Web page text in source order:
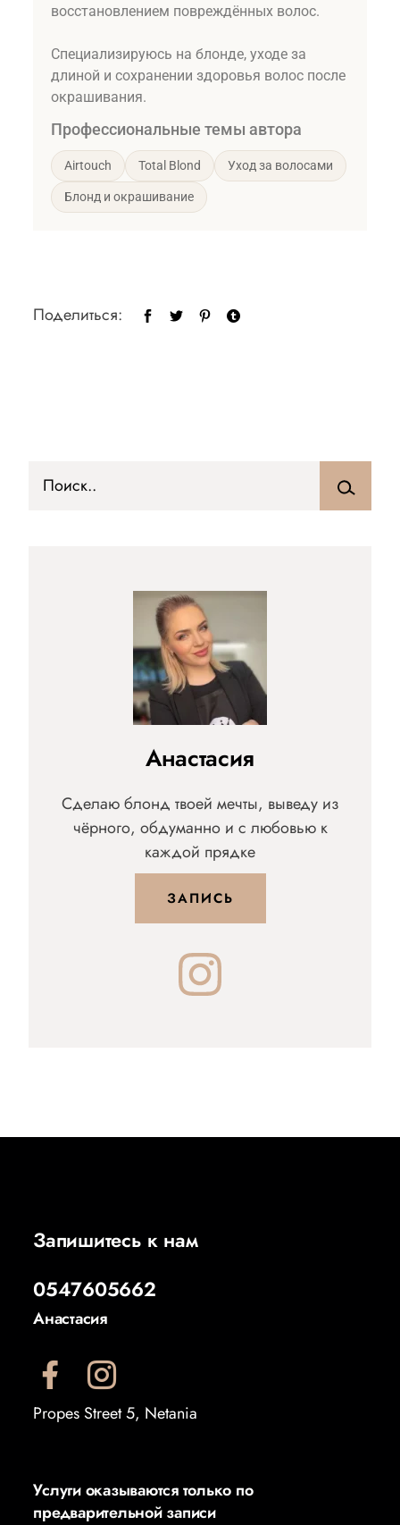
восстановлением повреждённых волос.
Специализируюсь на блонде, уходе за
длиной и сохранении здоровья волос после
окрашивания.
Профессиональные темы автора
Airtouch Total Blond Уход за волосами
Блонд и окрашивание
Поделиться:
Анастасия
Сделаю блонд твоей мечты, выведу из
чёрного, обдуманно и с любовью к
каждой прядке
ЗАПИСЬ
Запишитесь к нам
0547605662
Анастасия
Propes Street 5, Netania
Услуги оказываются только по
предварительной записи